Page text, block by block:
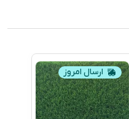
ارسال امروز